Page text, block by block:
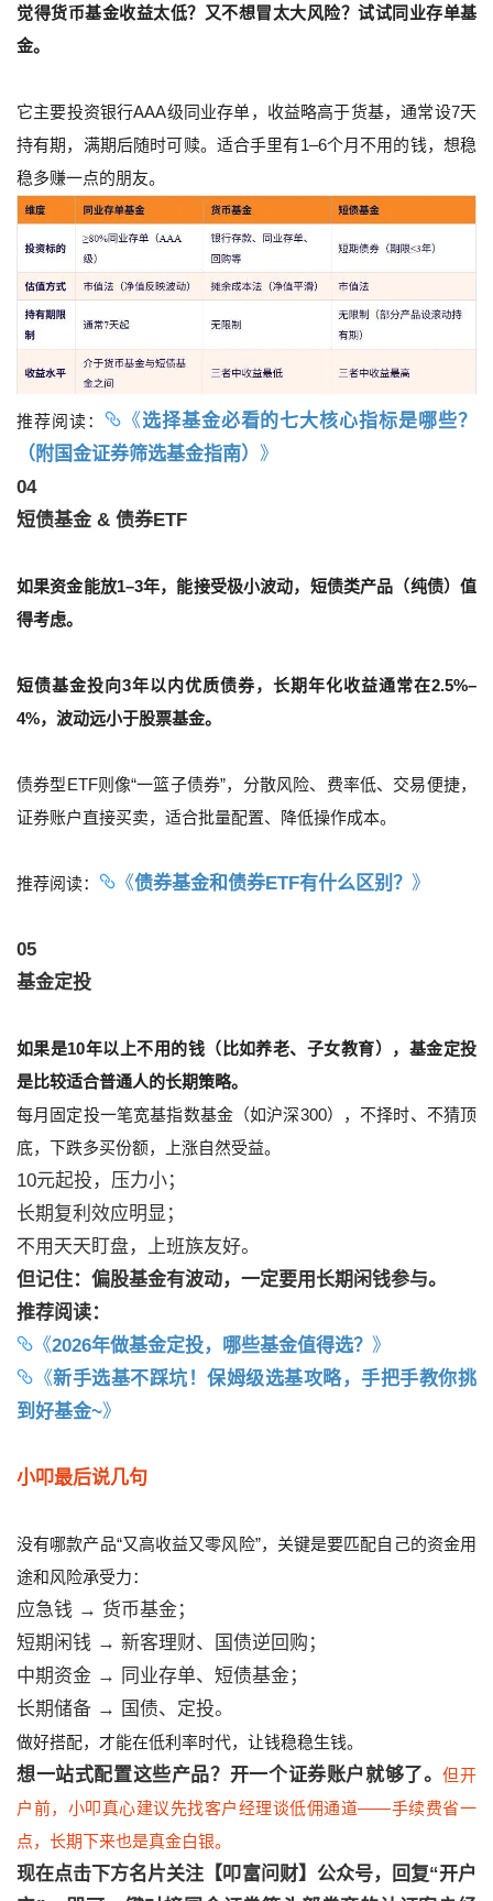
觉得货币基金收益太低？又不想冒太大风险？试试同业存单基
金。
它主要投资银行AAA级同业存单，收益略高于货基，通常设7天
持有期，满期后随时可赎。适合手里有1–6个月不用的钱，想稳
稳多赚一点的朋友。
推荐阅读： 《选择基金必看的七大核心指标是哪些？
（附国金证券筛选基金指南） 》
04
短债基金 & 债券ETF
如果资金能放1–3年，能接受极小波动，短债类产品（纯债）值
得考虑。
短债基金投向3年以内优质债券，长期年化收益通常在2.5%–
4%，波动远小于股票基金。
债券型ETF则像“一篮子债券”，分散风险、费率低、交易便捷，
证券账户直接买卖，适合批量配置、降低操作成本。
推荐阅读： 《债券基金和债券ETF有什么区别？ 》
05
基金定投
如果是10年以上不用的钱（比如养老、子女教育），基金定投
是比较适合普通人的长期策略。
每月固定投一笔宽基指数基金（如沪深300），不择时、不猜顶
底，下跌多买份额，上涨自然受益。
10元起投，压力小；
长期复利效应明显；
不用天天盯盘，上班族友好。
但记住：偏股基金有波动，一定要用长期闲钱参与。
推荐阅读：
《2026年做基金定投，哪些基金值得选？ 》
《新手选基不踩坑！保姆级选基攻略，手把手教你挑
到好基金~》
小叩最后说几句
没有哪款产品“又高收益又零风险”，关键是要匹配自己的资金用
途和风险承受力：
应急钱 → 货币基金；
短期闲钱 → 新客理财、国债逆回购；
中期资金 → 同业存单、短债基金；
长期储备 → 国债、定投。
做好搭配，才能在低利率时代，让钱稳稳生钱。
想一站式配置这些产品？开一个证券账户就够了。但开
户前，小叩真心建议先找客户经理谈低佣通道——手续费省一
点，长期下来也是真金白银。
现在点击下方名片关注【叩富问财】公众号，回复“开户